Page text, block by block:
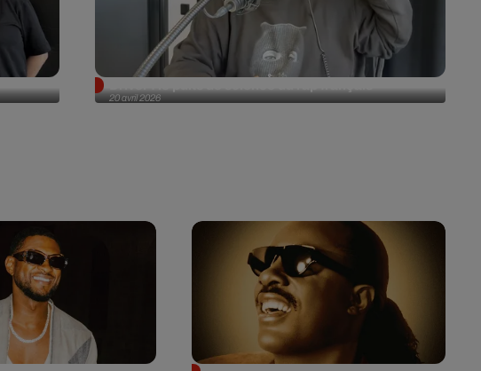
20 avril 2026